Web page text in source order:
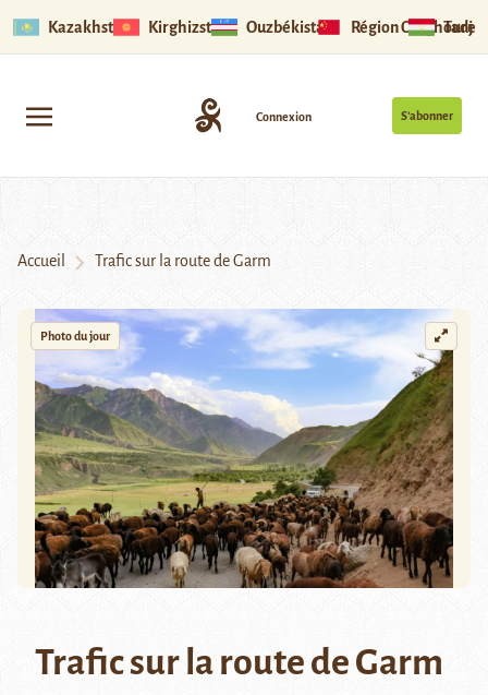
Kazakhstan Kirghizstan Ouzbékistan Région Ouïghoure
S’abonner
Connexion
Accueil Trafic sur la route de Garm
Photo du jour
Trafic sur la route de Garm